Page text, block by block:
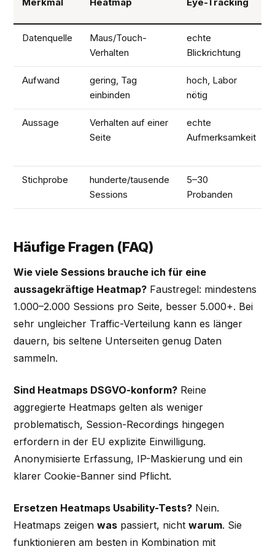
Datenquelle
Maus/Touch-
Verhalten
echte
Blickrichtung
Aufwand
gering, Tag
einbinden
hoch, Labor
nötig
Aussage
Verhalten auf einer
Seite
echte
Aufmerksamkeit
Stichprobe
hunderte/tausende
Sessions
5–30
Probanden
Häufige Fragen (FAQ)
Wie viele Sessions brauche ich für eine
aussagekräftige Heatmap? Faustregel: mindestens
1.000–2.000 Sessions pro Seite, besser 5.000+. Bei
sehr ungleicher Traffic-Verteilung kann es länger
dauern, bis seltene Unterseiten genug Daten
sammeln.
Sind Heatmaps DSGVO-konform? Reine
aggregierte Heatmaps gelten als weniger
problematisch, Session-Recordings hingegen
erfordern in der EU explizite Einwilligung.
Anonymisierte Erfassung, IP-Maskierung und ein
klarer Cookie-Banner sind Pflicht.
Ersetzen Heatmaps Usability-Tests? Nein.
Heatmaps zeigenwas passiert, nichtwarum. Sie
funktionieren am besten in Kombination mit